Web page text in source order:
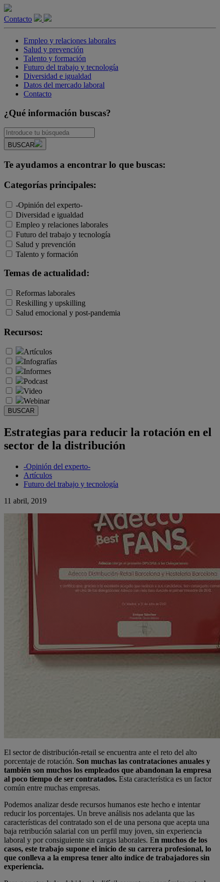
Contacto
Empleo y relaciones laborales
Salud y prevención
Talento y formación
Futuro del trabajo y tecnología
Diversidad e igualdad
Datos del mercado laboral
Contacto
¿Qué información buscas?
BUSCAR
Te ayudamos a encontrar lo que buscas:
Categorías principales:
-Opinión del experto-
Diversidad e igualdad
Empleo y relaciones laborales
Futuro del trabajo y tecnología
Salud y prevención
Talento y formación
Temas de actualidad:
Reformas laborales
Reskilling y upskilling
Salud emocional y post-pandemia
Recursos:
Artículos
Infografías
Informes
Podcast
Video
Webinar
BUSCAR
Estrategias para reducir la rotación en el
sector de la distribución
-Opinión del experto-
Artículos
Futuro del trabajo y tecnología
11 abril, 2019
El sector de distribución-retail se encuentra ante el reto del alto
porcentaje de rotación. Son muchas las contrataciones anuales y
también son muchos los empleados que abandonan la empresa
al poco tiempo de ser contratados. Esta característica es un factor
común entre muchas empresas.
Podemos analizar desde recursos humanos este hecho e intentar
reducir los porcentajes. Un breve análisis nos adelanta que las
características del contratado son el de una persona que acepta una
baja retribución salarial con un perfil muy joven, sin experiencia
laboral y por consiguiente sin cargas laborales. En muchos de los
casos, este trabajo supone el inicio de su carrera profesional, lo
que conlleva a la empresa tener alto índice de trabajadores sin
experiencia.